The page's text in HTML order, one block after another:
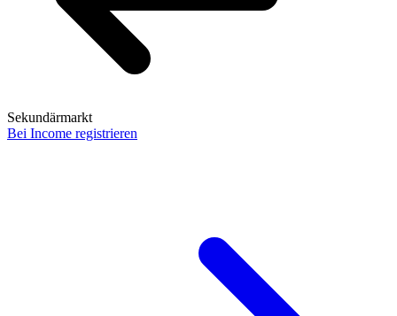
Sekundärmarkt
Bei Income registrieren